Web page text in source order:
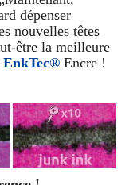
dépenser
nouvelles têtes
être la meilleure
EnkTec® Encre !